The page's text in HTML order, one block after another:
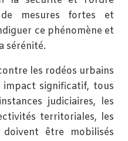
mesures fortes et
ce phénomène et
sérénité.
les rodéos urbains
significatif, tous
judiciaires, les
territoriales, les
être mobilisés